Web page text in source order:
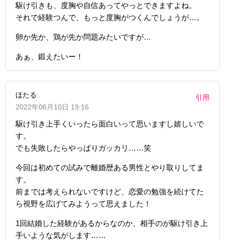
駆け引きも、度胸や自信あってやっとできますよね。
それで経験つんで、もっと度胸がつくんでしょうが…。
卵か先か、鶏が先か問題みたいですが…
あぁ、鍛えたいー！
ほたる
2022年06月10日 19:16
引用
駆け引き上手くいったら面白いって思いますし嬉しいで
す。
でも失敗したらやっぱりガッカリ……笑
今回は初めての試みで離婚歴ある男性とやり取りしてま
す。
前までは考えられないですけど、恋愛の勉強を続けてた
ら視野を広げてみようって思えました！
1回結婚した経験があるからなのか、相手のが駆け引き上
手いような気がします……